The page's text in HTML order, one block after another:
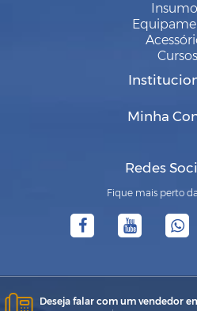
Cursos
Minha
Redes
Fique mais perto
Deseja falar com um vendedor